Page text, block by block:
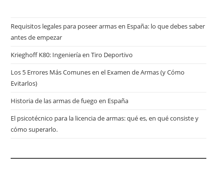
Requisitos legales para poseer armas en España: lo que debes saber
antes de empezar
Krieghoff K80: Ingeniería en Tiro Deportivo
Los 5 Errores Más Comunes en el Examen de Armas (y Cómo
Evitarlos)
Historia de las armas de fuego en España
El psicotécnico para la licencia de armas: qué es, en qué consiste y
cómo superarlo.